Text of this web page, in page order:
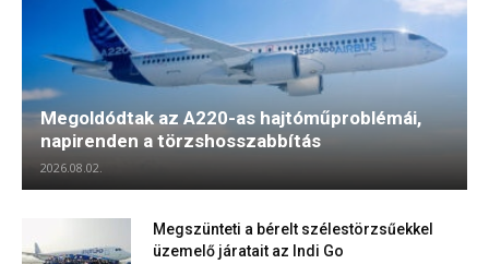
Megoldódtak az A220-as hajtóműproblémái,
napirenden a törzshosszabbítás
2026.08.02.
Megszünteti a bérelt szélestörzsűekkel
üzemelő járatait az Indi Go